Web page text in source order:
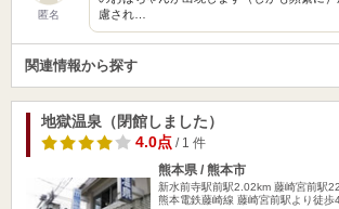
匿名
慮され…
関連情報から探す
地獄温泉（閉館しました）
4.0点/ 1 件
熊本県 / 熊本市
新水前寺駅前駅2.02km 藤崎宮前駅
熊本電鉄藤崎線 藤崎宮前駅より徒歩